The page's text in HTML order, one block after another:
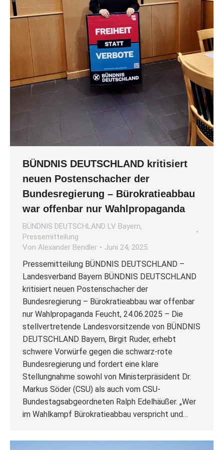
BÜNDNIS DEUTSCHLAND kritisiert
neuen Postenschacher der
Bundesregierung – Bürokratieabbau
war offenbar nur Wahlpropaganda
BÜNDNIS DEUTSCHLAND LV Bayern,
Pressemitteilung
Von Alexander Bendler Juni 24, 2025
Pressemitteilung BÜNDNIS DEUTSCHLAND –
Landesverband Bayern BÜNDNIS DEUTSCHLAND
kritisiert neuen Postenschacher der
Bundesregierung – Bürokratieabbau war offenbar
nur Wahlpropaganda Feucht, 24.06.2025 – Die
stellvertretende Landesvorsitzende von BÜNDNIS
DEUTSCHLAND Bayern, Birgit Ruder, erhebt
schwere Vorwürfe gegen die schwarz-rote
Bundesregierung und fordert eine klare
Stellungnahme sowohl von Ministerpräsident Dr.
Markus Söder (CSU) als auch vom CSU-
Bundestagsabgeordneten Ralph Edelhäußer. „Wer
im Wahlkampf Bürokratieabbau verspricht und…